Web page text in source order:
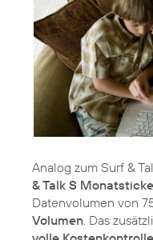
Analog zum Surf &
& Talk S
Datenvolumen von
Volumen. Das